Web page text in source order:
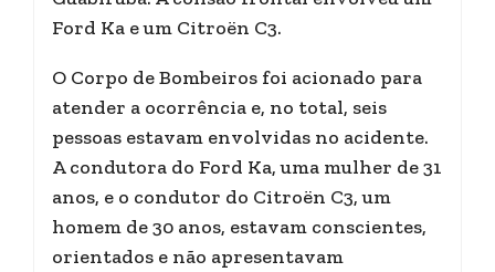
Ford Ka e um Citroën C3.
O Corpo de Bombeiros foi acionado para
atender a ocorrência e, no total, seis
pessoas estavam envolvidas no acidente.
A condutora do Ford Ka, uma mulher de 31
anos, e o condutor do Citroën C3, um
homem de 30 anos, estavam conscientes,
orientados e não apresentavam